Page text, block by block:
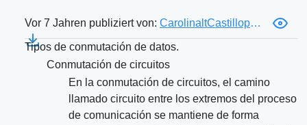
Vor 7 Jahren publiziert von: CarolinaltCastilloperez
Tipos de conmutación de datos.
Conmutación de circuitos
En la conmutación de circuitos, el camino
llamado circuito entre los extremos del proceso
de comunicación se mantiene de forma